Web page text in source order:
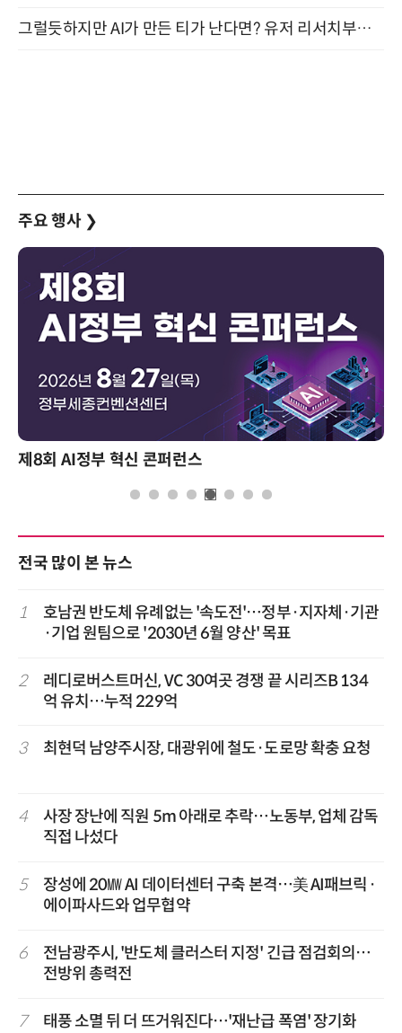
그럴듯하지만 AI가 만든 티가 난다면? 유저 리서치부터 배포까지! (9/15)
주요 행사 ❯
제8회 AI정부 혁신 콘퍼런스
전국 많이 본 뉴스
1
호남권 반도체 유례없는 '속도전'…정부·지자체·기관
·기업 원팀으로 '2030년 6월 양산' 목표
2
레디로버스트머신, VC 30여곳 경쟁 끝 시리즈B 134
억 유치…누적 229억
3 최현덕 남양주시장, 대광위에 철도·도로망 확충 요청
4
사장 장난에 직원 5m 아래로 추락…노동부, 업체 감독
직접 나섰다
5
장성에 20㎿ AI 데이터센터 구축 본격…美 AI패브릭·
에이파사드와 업무협약
6
전남광주시, '반도체 클러스터 지정' 긴급 점검회의…
전방위 총력전
7 태풍 소멸 뒤 더 뜨거워진다…'재난급 폭염' 장기화